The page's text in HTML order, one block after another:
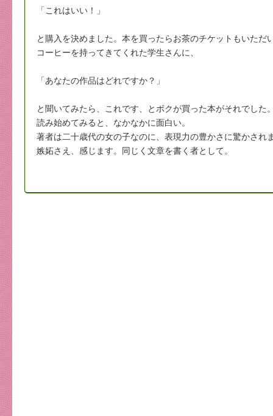
「これはいい！」
と購入を決めました。本を買ったらお茶のチケットもいただ
コーヒーを持ってきてくれた学生さんに、
「あなたの作品はどれですか？」
と聞いてみたら、これです、とボクが買った本がそれでした
読み始めてみると、なかなかに面白い。
著者は二十歳代の女の子なのに、表現力の豊かさに驚かされ
嫉妬さえ、感じます。同じく文章を書く者として。